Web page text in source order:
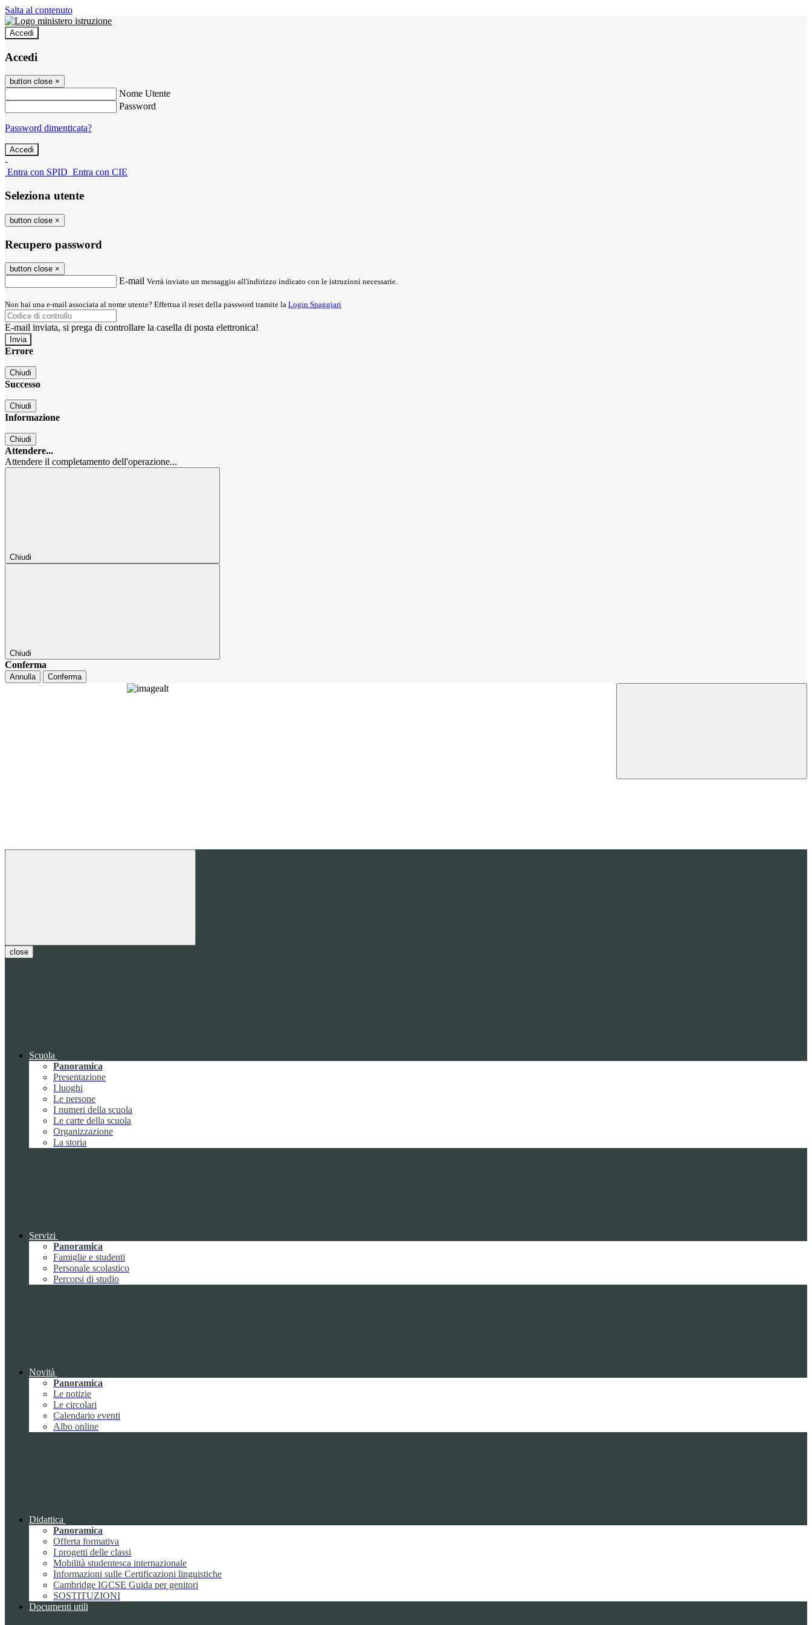
Salta al contenuto
Accedi
Accedi
button close ×
Nome Utente
Password
Password dimenticata?
-
Entra con SPID Entra con CIE
Seleziona utente
button close ×
Recupero password
button close ×
E-mail Verrà inviato un messaggio all'indirizzo indicato con le istruzioni necessarie.
Non hai una e-mail associata al nome utente? Effettua il reset della password tramite la Login Spaggiari
E-mail inviata, si prega di controllare la casella di posta elettronica!
Errore
Chiudi
Successo
Chiudi
Informazione
Chiudi
Attendere...
Attendere il completamento dell'operazione...
Chiudi
Chiudi
Conferma
Annulla Conferma
close
Scuola
Panoramica
Presentazione
I luoghi
Le persone
I numeri della scuola
Le carte della scuola
Organizzazione
La storia
Servizi
Panoramica
Famiglie e studenti
Personale scolastico
Percorsi di studio
Novità
Panoramica
Le notizie
Le circolari
Calendario eventi
Albo online
Didattica
Panoramica
Offerta formativa
I progetti delle classi
Mobilità studentesca internazionale
Informazioni sulle Certificazioni linguistiche
Cambridge IGCSE Guida per genitori
SOSTITUZIONI
Documenti utili